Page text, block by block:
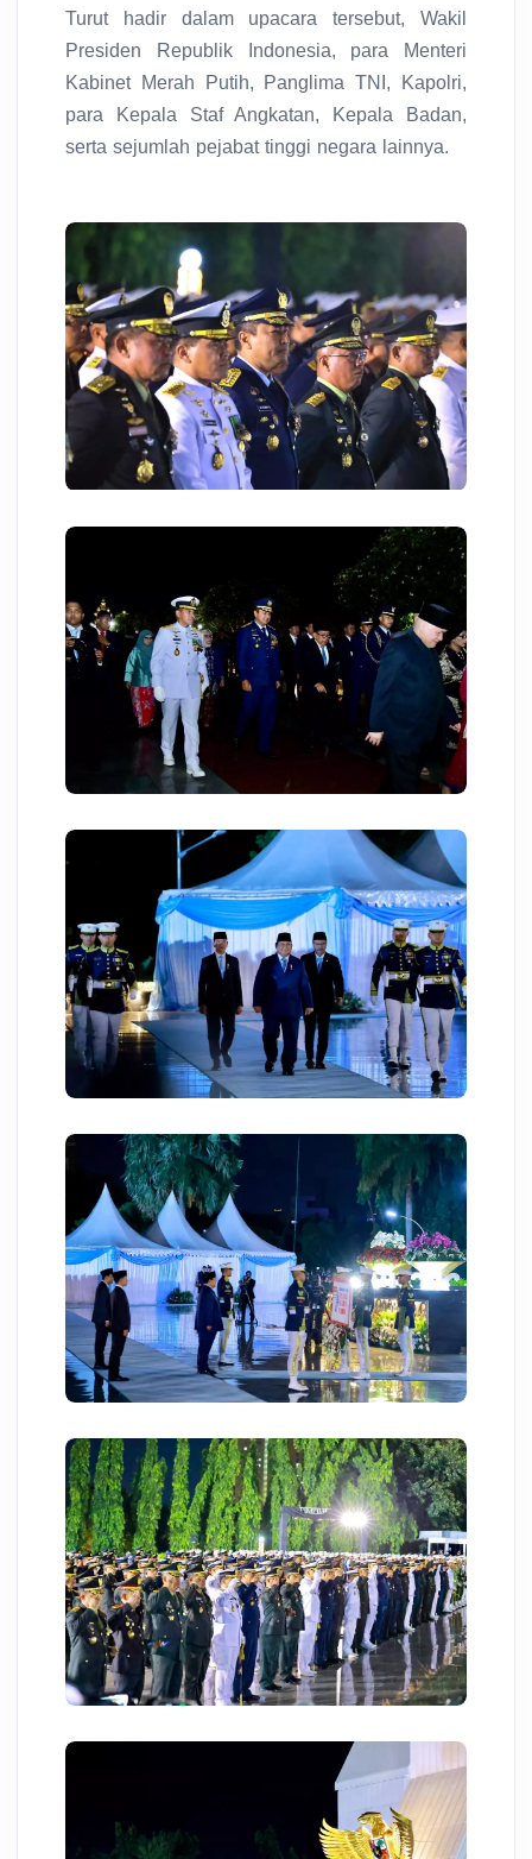
Turut hadir dalam upacara tersebut, Wakil
Presiden Republik Indonesia, para Menteri
Kabinet Merah Putih, Panglima TNI, Kapolri,
para Kepala Staf Angkatan, Kepala Badan,
serta sejumlah pejabat tinggi negara lainnya.